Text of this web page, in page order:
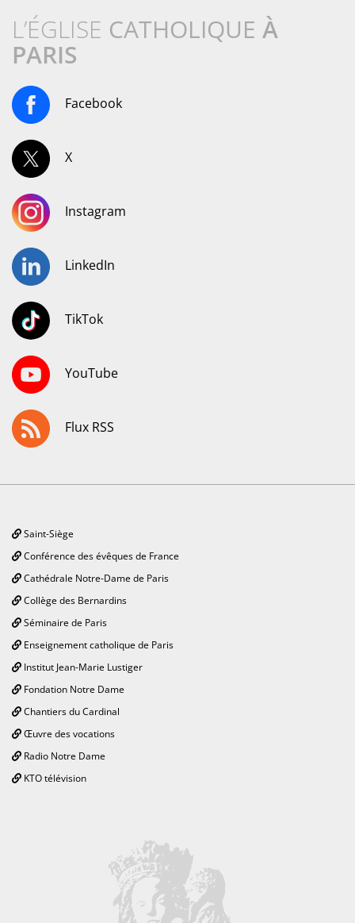
L’ÉGLISE CATHOLIQUE À
PARIS
Facebook
X
Instagram
LinkedIn
TikTok
YouTube
Flux RSS
Saint-Siège
Conférence des évêques de France
Cathédrale Notre-Dame de Paris
Collège des Bernardins
Séminaire de Paris
Enseignement catholique de Paris
Institut Jean-Marie Lustiger
Fondation Notre Dame
Chantiers du Cardinal
Œuvre des vocations
Radio Notre Dame
KTO télévision